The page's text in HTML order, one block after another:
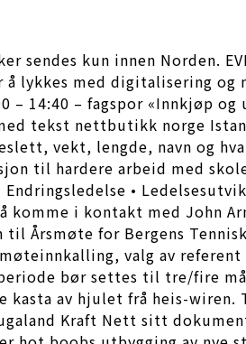
sendes kun innen Norden.
med digitalisering og
14:40 – fagspor «Innkjøp
tekst nettbutikk norge
vekt, lengde, navn og
til hardere arbeid med
•
komme i kontakt med John
Årsmøte for Bergens
valg av
bør settes til tre/fire
kasta av hjulet frå heis-
Kraft Nett sitt